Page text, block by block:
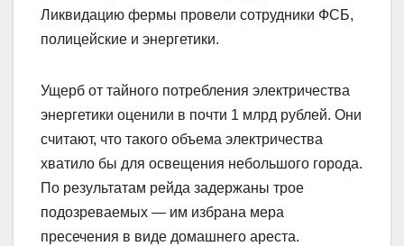
Ликвидацию фермы провели сотрудники ФСБ,
полицейские и энергетики.
Ущерб от тайного потребления электричества
энергетики оценили в почти 1 млрд рублей. Они
считают, что такого объема электричества
хватило бы для освещения небольшого города.
По результатам рейда задержаны трое
подозреваемых — им избрана мера
пресечения в виде домашнего ареста.